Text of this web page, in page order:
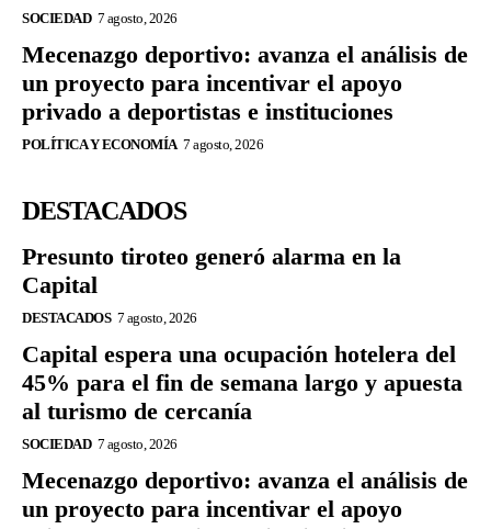
SOCIEDAD 7 agosto, 2026
Mecenazgo deportivo: avanza el análisis de
un proyecto para incentivar el apoyo
privado a deportistas e instituciones
POLÍTICA Y ECONOMÍA 7 agosto, 2026
DESTACADOS
Presunto tiroteo generó alarma en la
Capital
DESTACADOS 7 agosto, 2026
Capital espera una ocupación hotelera del
45% para el fin de semana largo y apuesta
al turismo de cercanía
SOCIEDAD 7 agosto, 2026
Mecenazgo deportivo: avanza el análisis de
un proyecto para incentivar el apoyo